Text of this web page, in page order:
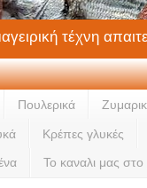
τέχνη
Πουλερικά
Κρέπες γλυκές
Το καναλι μας